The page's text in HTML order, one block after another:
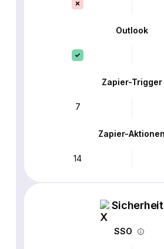
Outlook
Zapier-Trigger
7
Zapier-Aktionen
14
Sicherheit
SSO